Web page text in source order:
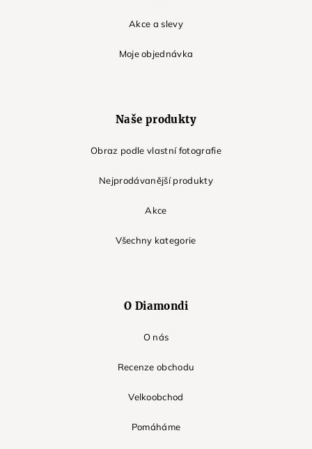
Akce a slevy
Moje objednávka
Naše produkty
Obraz podle vlastní fotografie
Nejprodávanější produkty
Akce
Všechny kategorie
O Diamondi
O nás
Recenze obchodu
Velkoobchod
Pomáháme